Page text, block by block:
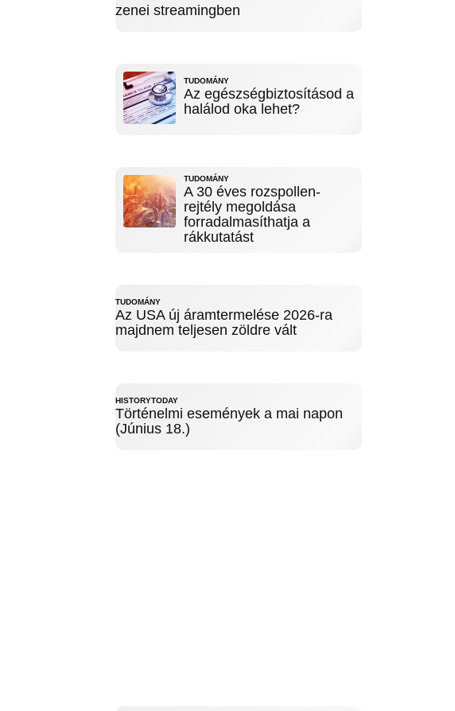
zenei streamingben
TUDOMÁNY
Az egészségbiztosításod a
halálod oka lehet?
TUDOMÁNY
A 30 éves rozspollen-
rejtély megoldása
forradalmasíthatja a
rákkutatást
TUDOMÁNY
Az USA új áramtermelése 2026-ra
majdnem teljesen zöldre vált
HISTORYTODAY
Történelmi események a mai napon
(Június 18.)